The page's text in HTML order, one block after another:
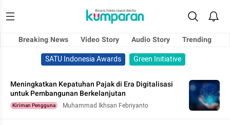
Breaking News Video Story Audio Story
Trending
SATU Indonesia Awards
Green Initiative
Meningkatkan Kepatuhan Pajak di Era Digitalisasi
untuk Pembangunan Berkelanjutan
Kiriman Pengguna Muhammad Ikhsan Febriyanto